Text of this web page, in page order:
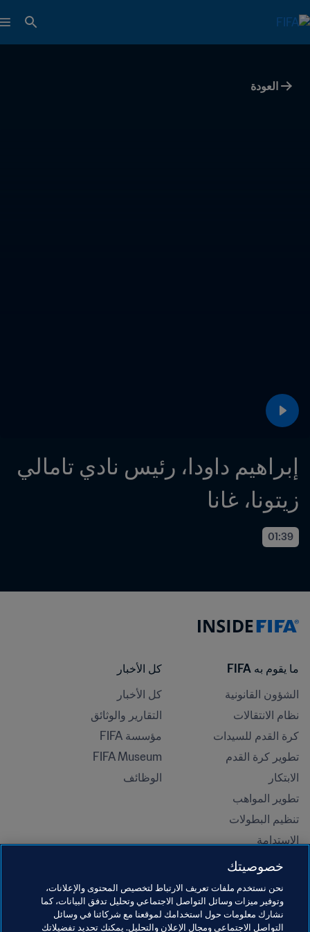
العودة
زيتونا، غانا
01:39
ما يقوم به FIFA
الشؤون القانونية
نظام الانتقالات
كرة القدم للسيدات
تطوير كرة القدم
الابتكار
تطوير المواهب
تنظيم البطولات
الاستدامة
حقوق الإنسان ومناهضة التمييز
المبادرات التعليمية
كل الأخبار
كل الأخبار
التقارير والوثائق
مؤسسة FIFA
FIFA Museum
الوظائف
خصوصيتك
نحن نستخدم ملفات تعريف الارتباط لتخصيص المحتوى والإعلانات،
وتوفير ميزات وسائل التواصل الاجتماعي وتحليل تدفق البيانات، كما
نشارك معلومات حول استخدامك لموقعنا مع شركائنا في وسائل
التواصل الاجتماعي ومجال الإعلان والتحليل. يمكنك تحديد تفضيلاتك